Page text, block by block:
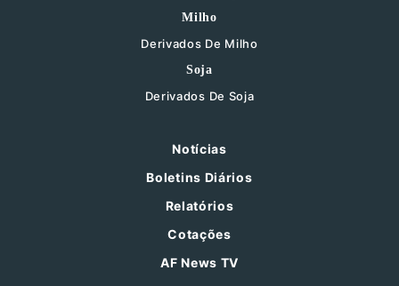
Milho
Derivados De Milho
Soja
Derivados De Soja
Notícias
Boletins Diários
Relatórios
Cotações
AF News TV